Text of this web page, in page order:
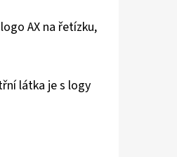
AX na řetízku,
látka je s logy